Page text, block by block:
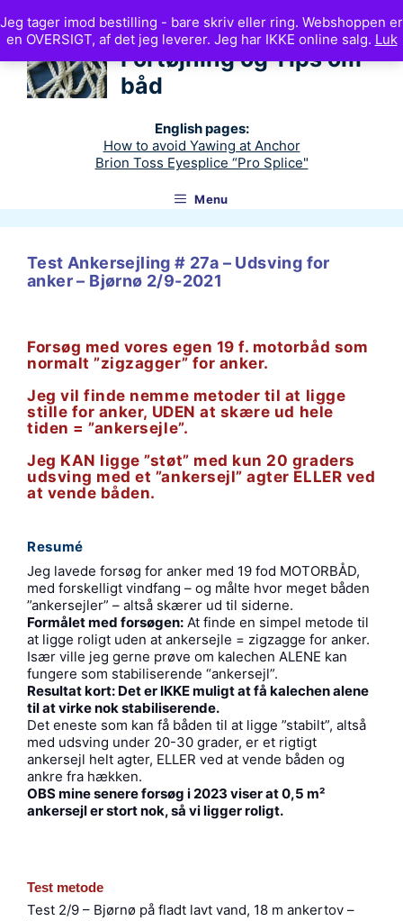
Jeg tager imod bestilling - bare skriv eller ring. Webshoppen er
en OVERSIGT, af det jeg leverer. Jeg har IKKE online salg. Luk
til
indhold
Ankerteknik
Fortøjning og Tips om
båd
English pages:
How to avoid Yawing at Anchor
Brion Toss Eyesplice “Pro Splice"
Menu
Test Ankersejling # 27a – Udsving for
anker – Bjørnø 2/9-2021
Forsøg med vores egen 19 f. motorbåd som
normalt ”zigzagger” for anker.
Jeg vil finde nemme metoder til at ligge
stille for anker, UDEN at skære ud hele
tiden = ”ankersejle”.
Jeg KAN ligge ”støt” med kun 20 graders
udsving med et ”ankersejl” agter ELLER ved
at vende båden.
Resumé
Jeg lavede forsøg for anker med 19 fod MOTORBÅD,
med forskelligt vindfang – og målte hvor meget båden
”ankersejler” – altså skærer ud til siderne.
Formålet med forsøgen: At finde en simpel metode til
at ligge roligt uden at ankersejle = zigzagge for anker.
Især ville jeg gerne prøve om kalechen ALENE kan
fungere som stabiliserende “ankersejl”.
Resultat kort: Det er IKKE muligt at få kalechen alene
til at virke nok stabiliserende.
Det eneste som kan få båden til at ligge ”stabilt”, altså
med udsving under 20-30 grader, er et rigtigt
ankersejl helt agter, ELLER ved at vende båden og
ankre fra hækken.
OBS mine senere forsøg i 2023 viser at 0,5 m²
ankersejl er stort nok, så vi ligger roligt.
Test metode
Test 2/9 – Bjørnø på fladt lavt vand, 18 m ankertov –